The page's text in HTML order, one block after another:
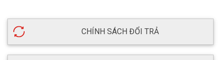
CHÍNH SÁCH ĐỔI TRẢ